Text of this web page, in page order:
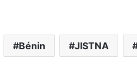
Bénin JISTNA